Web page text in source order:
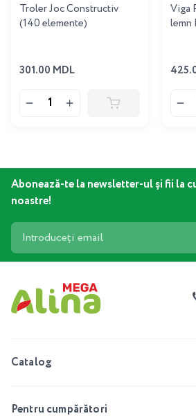
Troler Joc Constructiv
(140 elemente)
301.00 MDL
Viga
lemn
Abonează-te la newsletter-ul și fii la
noastre!
Catalog
Pentru cumpărători